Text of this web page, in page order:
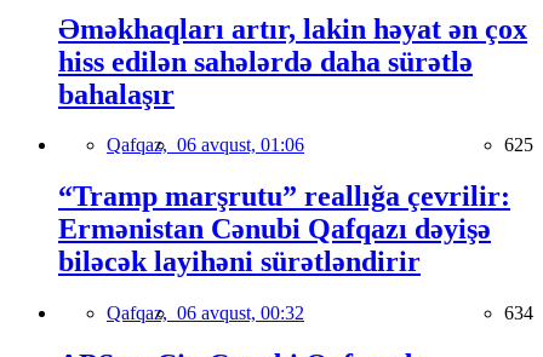
Əməkhaqları artır, lakin həyat ən çox
hiss edilən sahələrdə daha sürətlə
bahalaşır
Qafqaz, 06 avqust, 01:06 625
“Tramp marşrutu” reallığa çevrilir:
Ermənistan Cənubi Qafqazı dəyişə
biləcək layihəni sürətləndirir
Qafqaz, 06 avqust, 00:32 634